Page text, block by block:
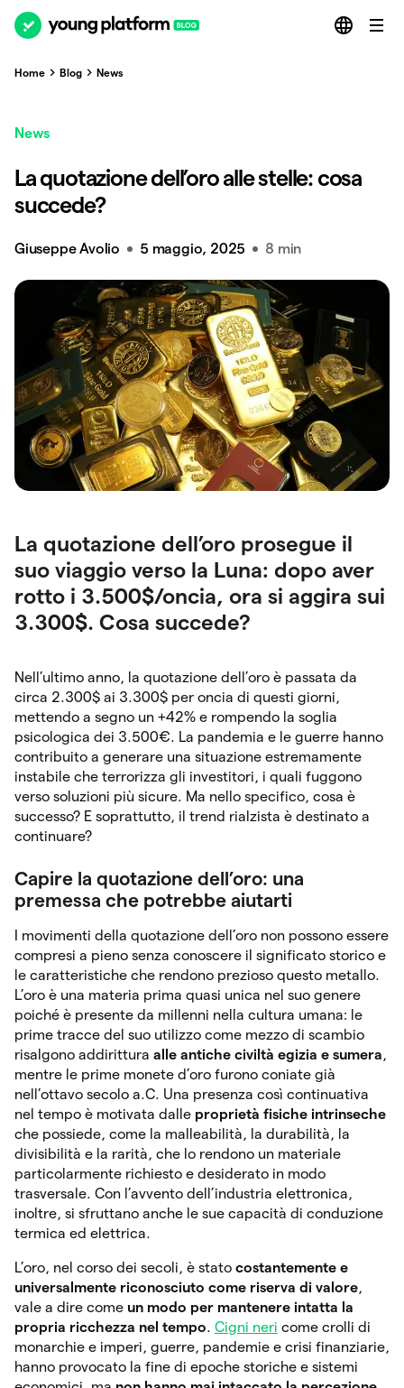
Home Blog News
News
La quotazione dell’oro alle stelle: cosa
succede?
Giuseppe Avolio 5 maggio, 2025 8 min
La quotazione dell’oro prosegue il
suo viaggio verso la Luna: dopo aver
rotto i 3.500$/oncia, ora si aggira sui
3.300$. Cosa succede?
Nell’ultimo anno, la quotazione dell’oro è passata da
circa 2.300$ ai 3.300$ per oncia di questi giorni,
mettendo a segno un +42% e rompendo la soglia
psicologica dei 3.500€. La pandemia e le guerre hanno
contribuito a generare una situazione estremamente
instabile che terrorizza gli investitori, i quali fuggono
verso soluzioni più sicure. Ma nello specifico, cosa è
successo? E soprattutto, il trend rialzista è destinato a
continuare?
Capire la quotazione dell’oro: una
premessa che potrebbe aiutarti
I movimenti della quotazione dell’oro non possono essere
compresi a pieno senza conoscere il significato storico e
le caratteristiche che rendono prezioso questo metallo.
L’oro è una materia prima quasi unica nel suo genere
poiché è presente da millenni nella cultura umana: le
prime tracce del suo utilizzo come mezzo di scambio
risalgono addirittura alle antiche civiltà egizia e sumera,
mentre le prime monete d’oro furono coniate già
nell’ottavo secolo a.C. Una presenza così continuativa
nel tempo è motivata dalle proprietà fisiche intrinseche
che possiede, come la malleabilità, la durabilità, la
divisibilità e la rarità, che lo rendono un materiale
particolarmente richiesto e desiderato in modo
trasversale. Con l’avvento dell’industria elettronica,
inoltre, si sfruttano anche le sue capacità di conduzione
termica ed elettrica.
L’oro, nel corso dei secoli, è stato costantemente e
universalmente riconosciuto come riserva di valore,
vale a dire come un modo per mantenere intatta la
propria ricchezza nel tempo. Cigni neri come crolli di
monarchie e imperi, guerre, pandemie e crisi finanziarie,
hanno provocato la fine di epoche storiche e sistemi